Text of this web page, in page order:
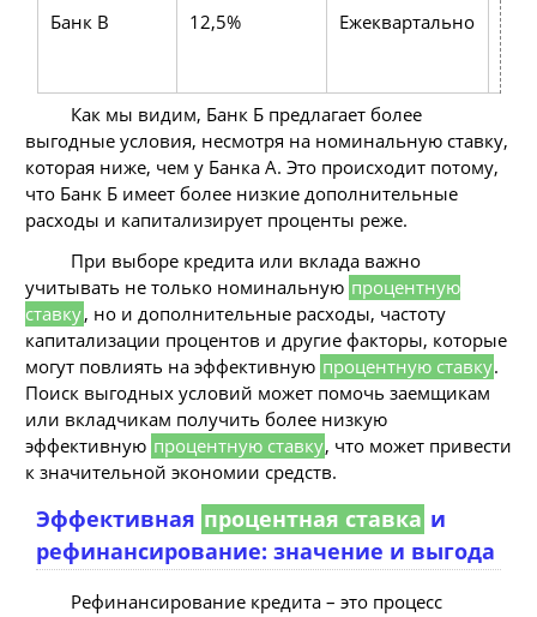
Банк В 12,5% Ежеквартально
Как мы видим, Банк Б предлагает более
выгодные условия, несмотря на номинальную ставку,
которая ниже, чем у Банка А. Это происходит потому,
что Банк Б имеет более низкие дополнительные
расходы и капитализирует проценты реже.
При выборе кредита или вклада важно
учитывать не только номинальную процентную
ставку, но и дополнительные расходы, частоту
капитализации процентов и другие факторы, которые
могут повлиять на эффективную процентную ставку.
Поиск выгодных условий может помочь заемщикам
или вкладчикам получить более низкую
эффективную процентную ставку, что может привести
к значительной экономии средств.
Эффективная процентная ставка и
рефинансирование: значение и выгода
Рефинансирование кредита – это процесс